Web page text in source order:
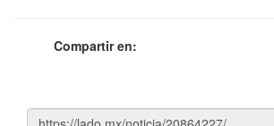
Compartir en: